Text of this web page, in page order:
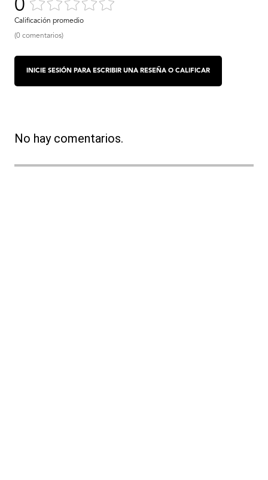
0
(0 comentarios)
No hay comentarios.